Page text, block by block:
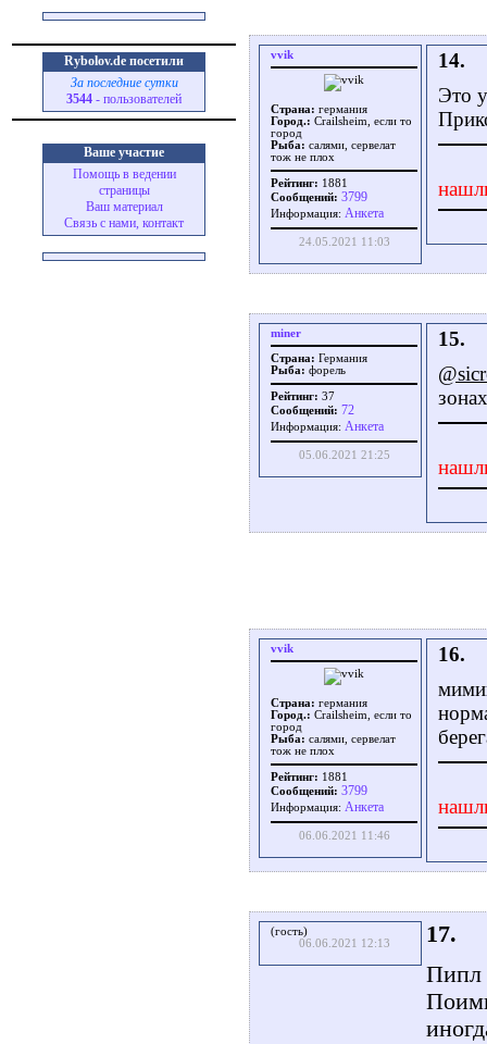
Rybolov.de посетили
За последние сутки
3544 - пользователей
Ваше участие
Помощь в ведении
страницы
Ваш материал
Связь с нами, контакт
vvik
Страна: германия
Город.: Crailsheim, если то
город
Рыба: салями, сервелат
тож не плох
Рейтинг: 1881
Сообщений: 3799
Информация: Aнкета
24.05.2021 11:03
14.
Это
miner
Страна: Германия
Рыба: форель
Рейтинг: 37
Сообщений: 72
Информация: Aнкета
05.06.2021 21:25
15.
vvik
Страна: германия
Город.: Crailsheim, если то
город
Рыба: салями, сервелат
тож не плох
Рейтинг: 1881
Сообщений: 3799
Информация: Aнкета
06.06.2021 11:46
16.
(гость)
06.06.2021 12:13
17.
Пипл